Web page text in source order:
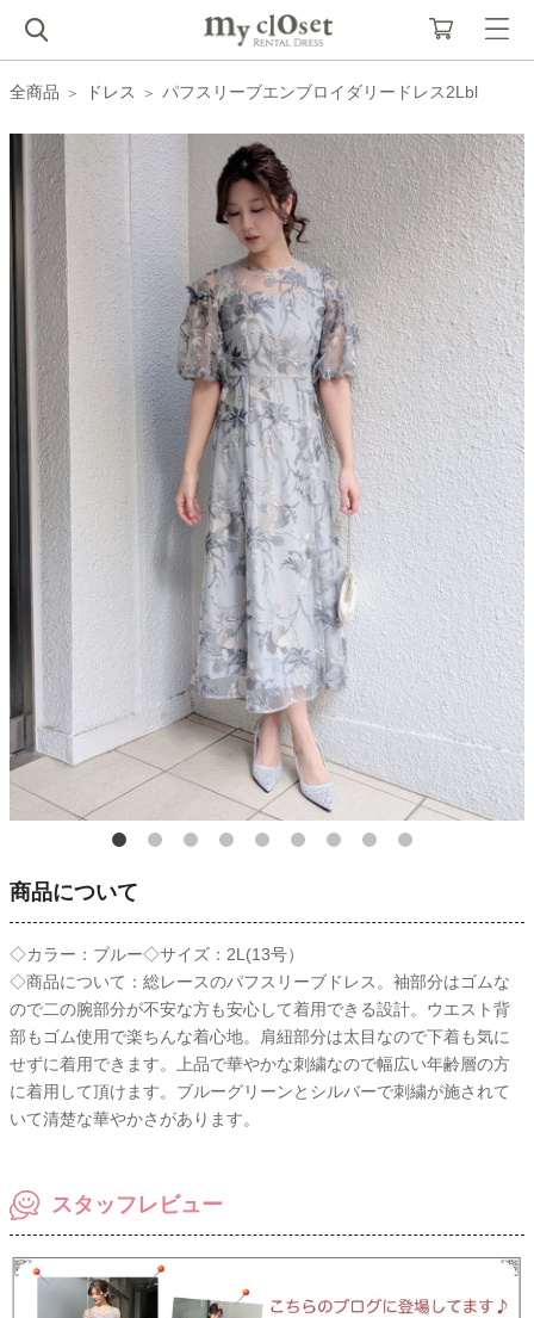
全商品 ドレス パフスリーブエンブロイダリードレス2Lbl
商品について
◇カラー：ブルー◇サイズ：2L(13号）
◇商品について：総レースのパフスリーブドレス。袖部分はゴムな
ので二の腕部分が不安な方も安心して着用できる設計。ウエスト背
部もゴム使用で楽ちんな着心地。肩紐部分は太目なので下着も気に
せずに着用できます。上品で華やかな刺繍なので幅広い年齢層の方
に着用して頂けます。ブルーグリーンとシルバーで刺繍が施されて
いて清楚な華やかさがあります。
スタッフレビュー